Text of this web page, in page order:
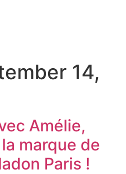
14,
Amélie,
marque de
Paris !